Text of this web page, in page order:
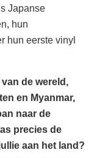
Japanse
hun
hun eerste vinyl
de wereld,
en Myanmar,
naar de
precies de
aan het land?